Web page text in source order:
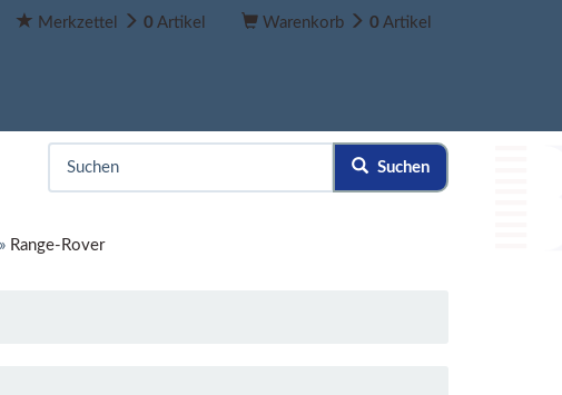
Merkzettel 0 Artikel Warenkorb 0 Artikel
Suchen
Range-Rover